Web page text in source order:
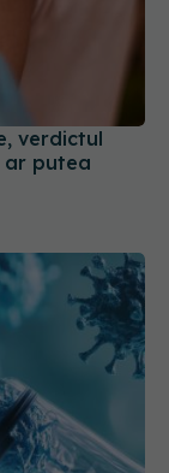
verdictul
ar putea